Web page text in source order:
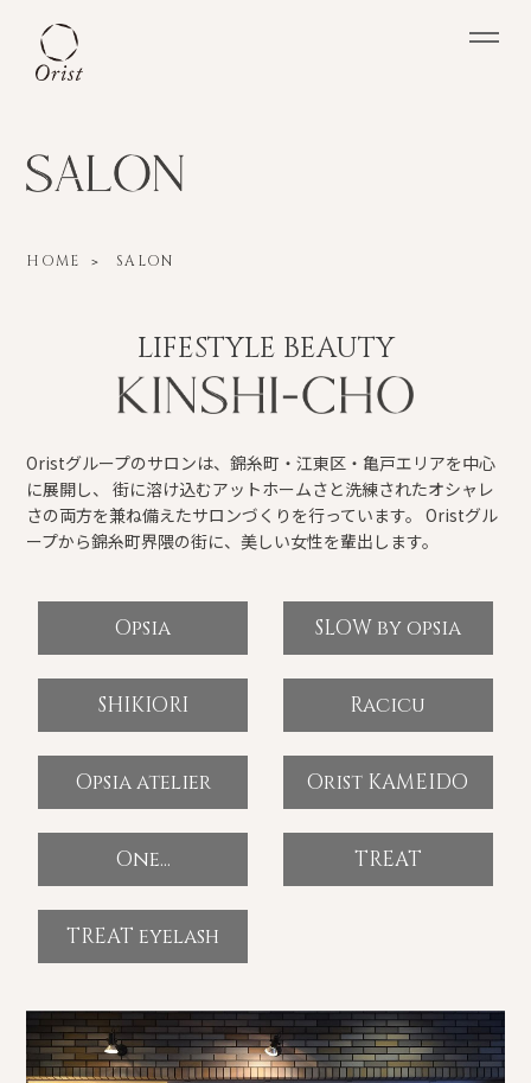
HOME ＞ SALON
LIFESTYLE BEAUTY
Oristグループのサロンは、錦糸町・江東区・亀戸エリアを中心
に展開し、 街に溶け込むアットホームさと洗練されたオシャレ
さの両方を兼ね備えたサロンづくりを行っています。 Oristグル
ープから錦糸町界隈の街に、美しい女性を輩出します。
Opsia SLOW by opsia
SHIKIORI Racicu
Opsia atelier Orist KAMEIDO
One... TREAT
TREAT eyelash